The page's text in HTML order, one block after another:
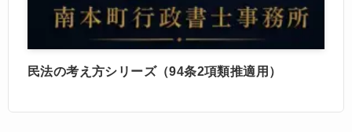
民法の考え方シリーズ（94条2項類推適用）